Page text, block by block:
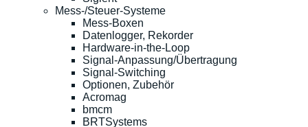
Mess-/Steuer-Systeme
Mess-Boxen
Datenlogger, Rekorder
Hardware-in-the-Loop
Signal-Anpassung/Übertragung
Signal-Switching
Optionen, Zubehör
Acromag
bmcm
BRTSystems